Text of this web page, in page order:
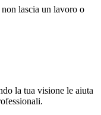
lascia un lavoro o
la tua visione le aiuta